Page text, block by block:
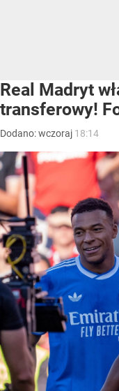
Real Madryt
transferowy!
Dodano:wczoraj 18:14